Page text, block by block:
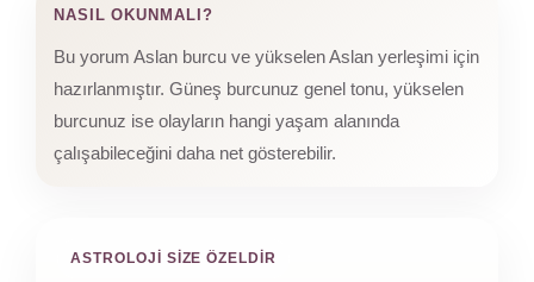
NASIL OKUNMALI?
Bu yorum Aslan burcu ve yükselen Aslan yerleşimi için
hazırlanmıştır. Güneş burcunuz genel tonu, yükselen
burcunuz ise olayların hangi yaşam alanında
çalışabileceğini daha net gösterebilir.
ASTROLOJI SIZE ÖZELDIR